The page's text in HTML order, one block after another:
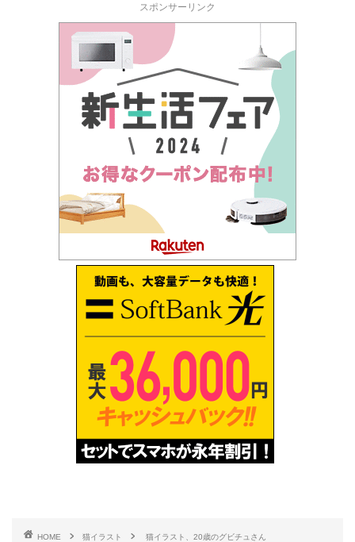
スポンサーリンク
HOME 猫イラスト 猫イラスト、20歳のグビチュさん